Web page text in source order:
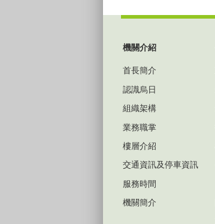
機關介紹
首長簡介
認識烏日
組織架構
業務職掌
樓層介紹
交通資訊及停車資訊
服務時間
機關簡介